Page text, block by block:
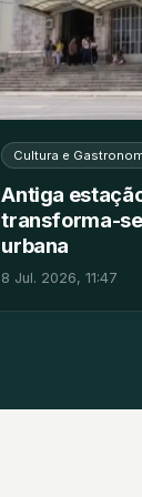
Cultura e
Antiga
transforma-
urbana
8 Jul. 2026, 11:47